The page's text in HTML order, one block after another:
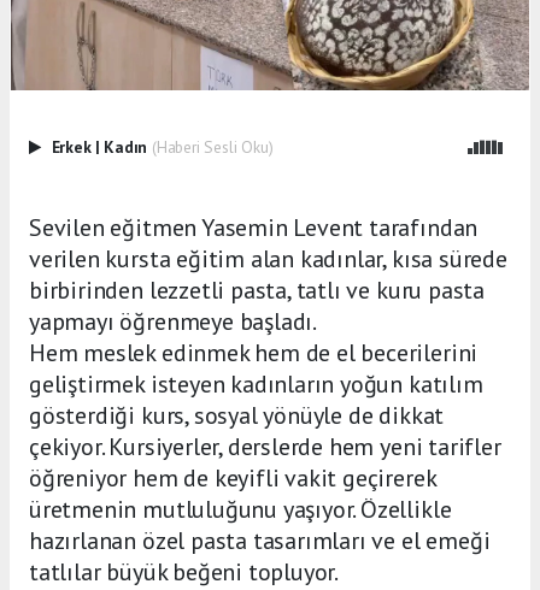
Erkek | Kadın (Haberi Sesli Oku)
Sevilen eğitmen Yasemin Levent tarafından
verilen kursta eğitim alan kadınlar, kısa sürede
birbirinden lezzetli pasta, tatlı ve kuru pasta
yapmayı öğrenmeye başladı.
Hem meslek edinmek hem de el becerilerini
geliştirmek isteyen kadınların yoğun katılım
gösterdiği kurs, sosyal yönüyle de dikkat
çekiyor. Kursiyerler, derslerde hem yeni tarifler
öğreniyor hem de keyifli vakit geçirerek
üretmenin mutluluğunu yaşıyor. Özellikle
hazırlanan özel pasta tasarımları ve el emeği
tatlılar büyük beğeni topluyor.